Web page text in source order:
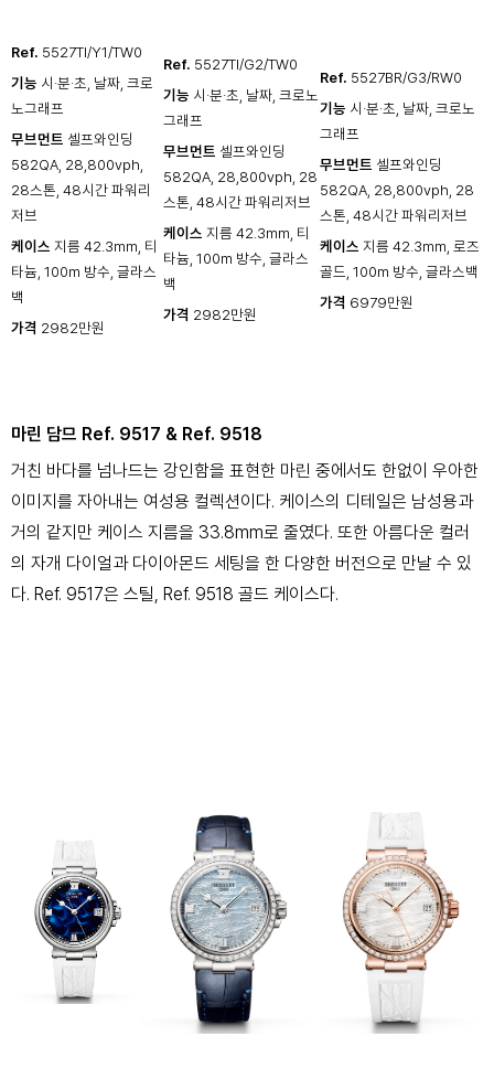
Ref. 5527TI/Y1/TW0
기능 시·분·초, 날짜, 크로
노그래프
무브먼트 셀프와인딩
582QA, 28,800vph,
28스톤, 48시간 파워리
저브
케이스 지름 42.3mm, 티
타늄, 100m 방수, 글라스
백
가격 2982만원
Ref. 5527TI/G2/TW0
기능 시·분·초, 날짜, 크로노
그래프
무브먼트 셀프와인딩
582QA, 28,800vph, 28
스톤, 48시간 파워리저브
케이스 지름 42.3mm, 티
타늄, 100m 방수, 글라스
백
가격 2982만원
Ref. 5527BR/G3/RW0
기능 시·분·초, 날짜, 크로노
그래프
무브먼트 셀프와인딩
582QA, 28,800vph, 28
스톤, 48시간 파워리저브
케이스 지름 42.3mm, 로즈
골드, 100m 방수, 글라스백
가격 6979만원
마린 담므 Ref. 9517 & Ref. 9518
거친 바다를 넘나드는 강인함을 표현한 마린 중에서도 한없이 우아한
이미지를 자아내는 여성용 컬렉션이다. 케이스의 디테일은 남성용과
거의 같지만 케이스 지름을 33.8mm로 줄였다. 또한 아름다운 컬러
의 자개 다이얼과 다이아몬드 세팅을 한 다양한 버전으로 만날 수 있
다. Ref. 9517은 스틸, Ref. 9518 골드 케이스다.